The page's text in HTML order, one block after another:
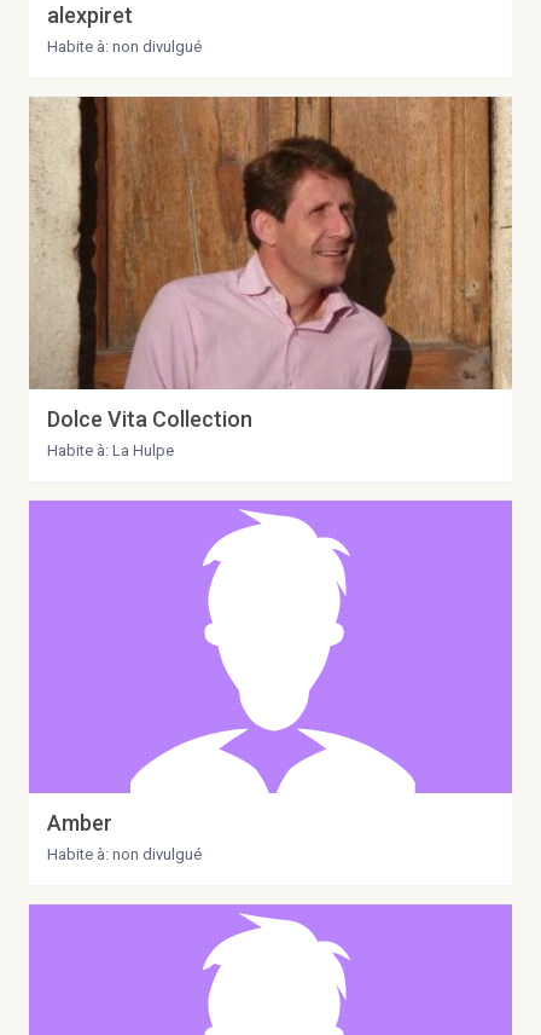
alexpiret
Habite à: non divulgué
Dolce Vita Collection
Habite à: La Hulpe
Amber
Habite à: non divulgué